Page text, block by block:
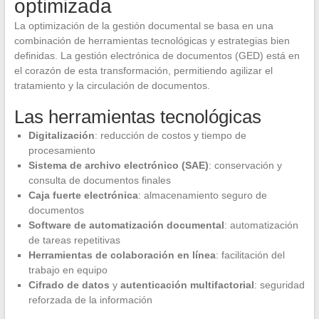
optimizada
La optimización de la gestión documental se basa en una
combinación de herramientas tecnológicas y estrategias bien
definidas. La gestión electrónica de documentos (GED) está en
el corazón de esta transformación, permitiendo agilizar el
tratamiento y la circulación de documentos.
Las herramientas tecnológicas
Digitalización: reducción de costos y tiempo de
procesamiento
Sistema de archivo electrónico (SAE): conservación y
consulta de documentos finales
Caja fuerte electrónica: almacenamiento seguro de
documentos
Software de automatización documental: automatización
de tareas repetitivas
Herramientas de colaboración en línea: facilitación del
trabajo en equipo
Cifrado de datos y autenticación multifactorial: seguridad
reforzada de la información